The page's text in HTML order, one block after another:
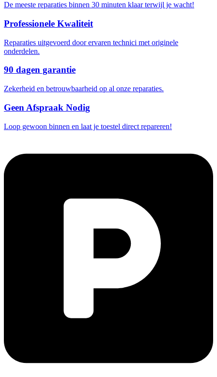
De meeste reparaties binnen 30 minuten klaar terwijl je wacht!
Professionele Kwaliteit
Reparaties uitgevoerd door ervaren technici met originele
onderdelen.
90 dagen garantie
Zekerheid en betrouwbaarheid op al onze reparaties.
Geen Afspraak Nodig
Loop gewoon binnen en laat je toestel direct repareren!